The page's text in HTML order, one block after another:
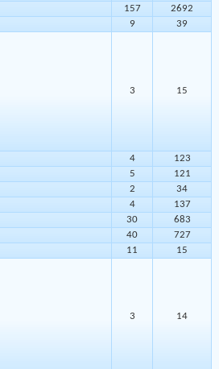
157
2692
9 39
3 15
4
123
5
121
2
34
4
137
30
683
40
727
11
15
3 14